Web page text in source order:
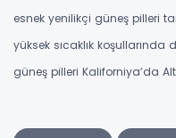
esnek yenilikçi güneş pilleri
yüksek sıcaklık
güneş pilleri Kaliforniya’da